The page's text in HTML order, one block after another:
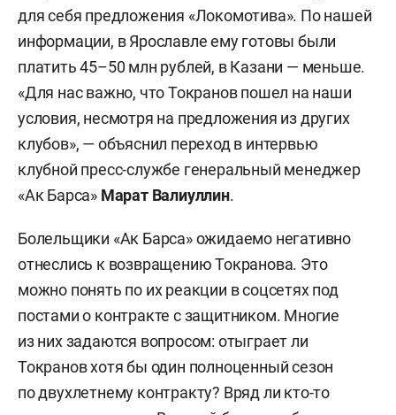
для себя предложения «Локомотива». По нашей
информации, в Ярославле ему готовы были
платить 45–50 млн рублей, в Казани — меньше.
«Для нас важно, что Токранов пошел на наши
условия, несмотря на предложения из других
клубов», — объяснил переход в интервью
клубной пресс-службе генеральный менеджер
«Ак Барса» Марат Валиуллин.
Болельщики «Ак Барса» ожидаемо негативно
отнеслись к возвращению Токранова. Это
можно понять по их реакции в соцсетях под
постами о контракте с защитником. Многие
из них задаются вопросом: отыграет ли
Токранов хотя бы один полноценный сезон
по двухлетнему контракту? Вряд ли кто-то